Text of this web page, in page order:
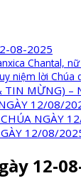
08-2025
Chantal,
niệm lời
TIN MỪNG) –
12/08/
NGÀY
12/08/
12-